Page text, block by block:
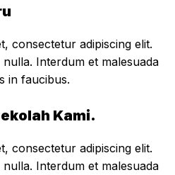
consectetur adipiscing elit.
Interdum et malesuada
in faucibus.
Kami.
consectetur adipiscing elit.
Interdum et malesuada